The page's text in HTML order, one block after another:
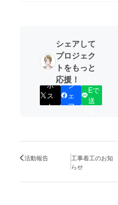
シェアして
プロジェク
トをもっと
応援！
ポ
ス
ト
シ
ェ
ア
Eで
送
活動報告
工事着工のお知
らせ